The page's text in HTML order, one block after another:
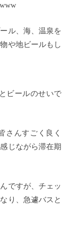
ル、海、温泉を
や地ビールもし
ビールのせいで
さんすごく良く
じながら滞在期
ですが、チェッ
り、急遽バスと